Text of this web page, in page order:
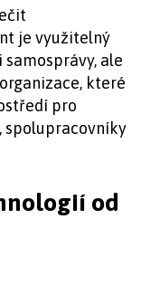
je využitelný
ale
které
pro
spolupracovníky
od